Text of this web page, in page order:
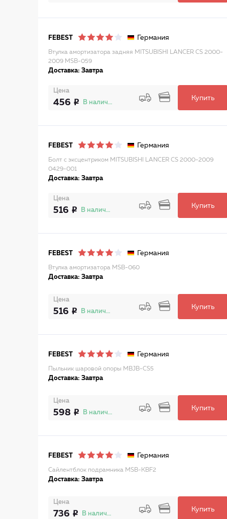
FEBEST Германия
Втулка амортизатора задняя MITSUBISHI LANCER CS 2000-
2009 MSB-059
Доставка: Завтра
Цена
456 В наличии
Купить
FEBEST Германия
Болт с эксцентриком MITSUBISHI LANCER CS 2000-2009
0429-001
Доставка: Завтра
Цена
516 В наличии
Купить
FEBEST Германия
Втулка амортизатора MSB-060
Доставка: Завтра
Цена
516 В наличии
Купить
FEBEST Германия
Пыльник шаровой опоры MBJB-CS5
Доставка: Завтра
Цена
598 В наличии
Купить
FEBEST Германия
Сайлентблок подрамника MSB-KBF2
Доставка: Завтра
Цена
736 В наличии
Купить